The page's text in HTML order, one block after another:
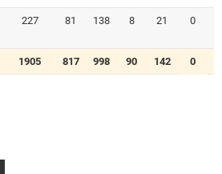
227 81 138 8 21 0
1905 817 998 90 142 0